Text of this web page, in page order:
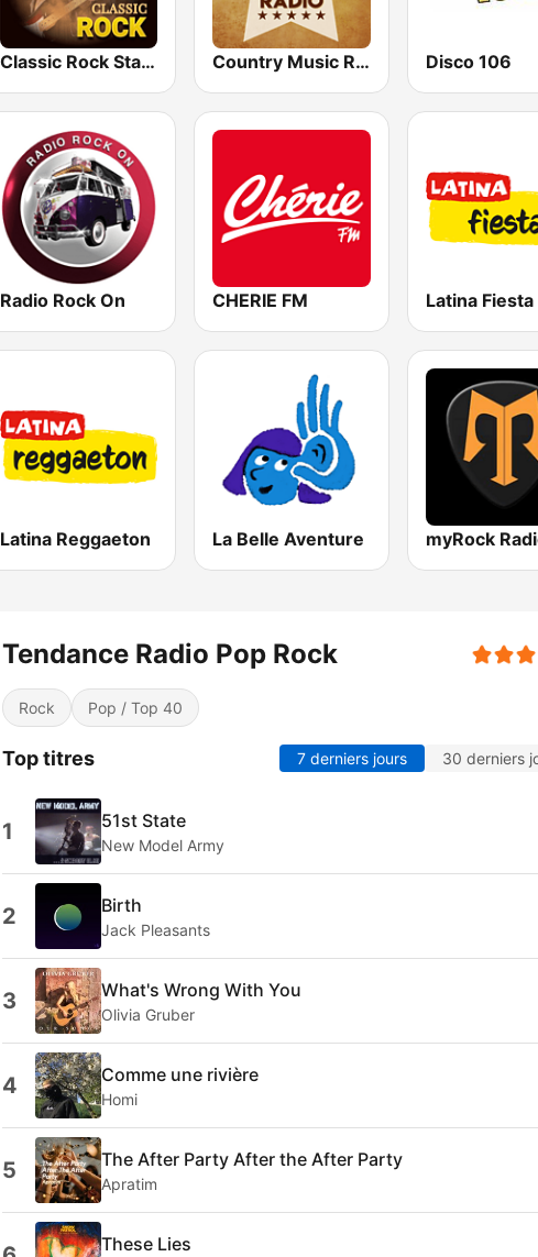
Classic Rock Station Country Music Radio - Classic Country Disco 106
Radio Rock On CHERIE FM Latina Fiesta
Latina Reggaeton La Belle Aventure myRock
Tendance Radio Pop Rock
Rock Pop / Top 40
Top titres 7 derniers jours 30 derniers
1 51st State
New Model Army
2 Birth
Jack Pleasants
3 What's Wrong With You
Olivia Gruber
4 Comme une rivière
Homi
5 The After Party After the After Party
Apratim
These Lies